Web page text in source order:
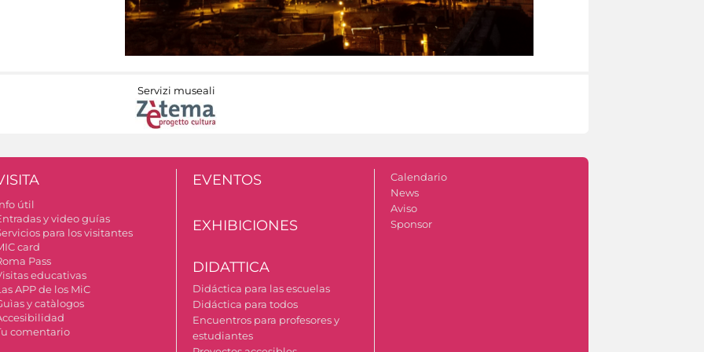
Servizi museali
útil
y video guías
para los visitantes
card
Pass
educativas
APP de los MiC
y catàlogos
comentario
EVENTOS
EXHIBICIONES
DIDATTICA
Didáctica para las escuelas
Didáctica para todos
Encuentros para profesores y
estudiantes
Calendario
News
Aviso
Sponsor